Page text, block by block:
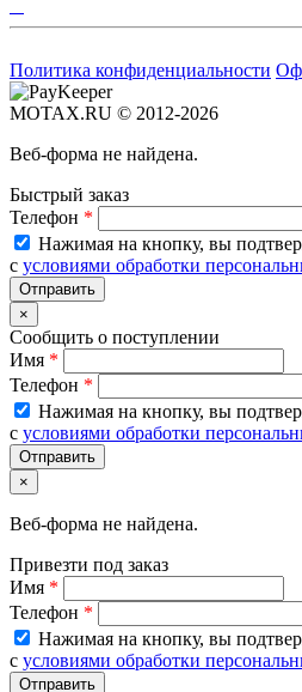
Политика конфиденциальности
MOTAX.RU © 2012-2026
Веб-форма не найдена.
Быстрый заказ
Телефон *
Нажимая на кнопку, вы
с условиями обработки
×
Сообщить о поступлении
Имя *
Телефон *
Нажимая на кнопку, вы
с условиями обработки
×
Веб-форма не найдена.
Привезти под заказ
Имя *
Телефон *
Нажимая на кнопку, вы
с условиями обработки